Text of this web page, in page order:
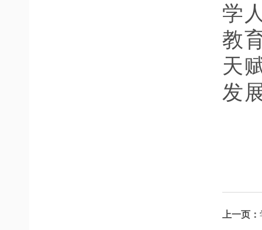
学
教
天
发
上一页：